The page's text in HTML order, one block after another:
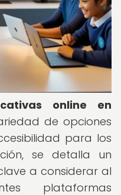
online en
de opciones
para los
se detalla un
a considerar al
plataformas